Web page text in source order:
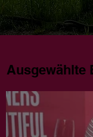
Ausgewählte